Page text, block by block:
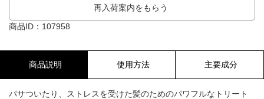
再入荷案内をもらう
商品ID：107958
商品説明 使用方法 主要成分
パサついたり、ストレスを受けた髪のためのパワフルなトリート